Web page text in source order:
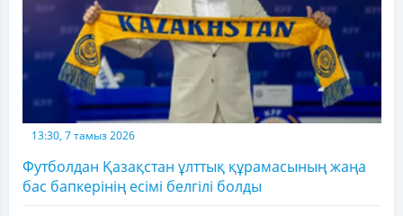
13:30, 7 тамыз 2026
Футболдан Қазақстан ұлттық құрамасының жаңа
бас бапкерінің есімі белгілі болды